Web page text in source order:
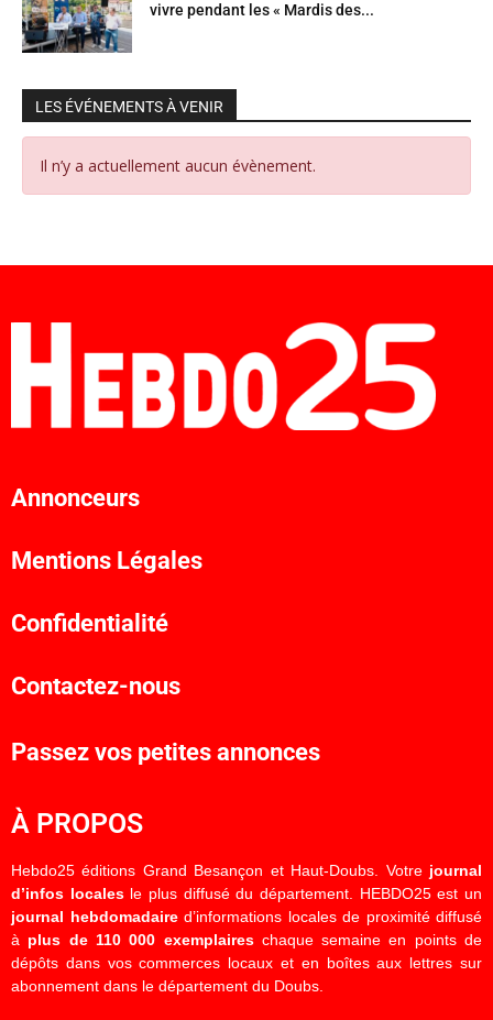
vivre pendant les « Mardis des...
LES ÉVÉNEMENTS À VENIR
Il n’y a actuellement aucun évènement.
Annonceurs
Mentions Légales
Confidentialité
Contactez-nous
Passez vos petites annonces
À PROPOS
Hebdo25 éditions Grand Besançon et Haut-Doubs. Votre journal
d’infos localesle plus diffusé du département. HEBDO25 est un
journal hebdomadaired’informations locales de proximité diffusé
à plus de 110 000 exemplaireschaque semaine en points de
dépôts dans vos commerces locaux et en boîtes aux lettres sur
abonnement dans le département du Doubs.